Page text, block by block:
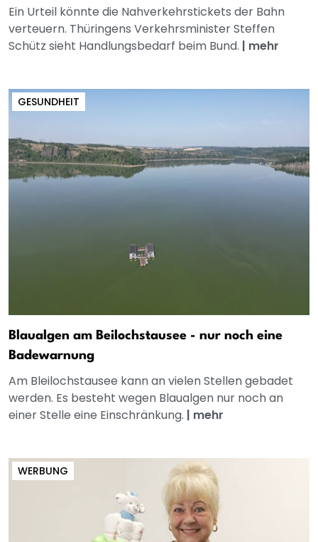
Ein Urteil könnte die Nahverkehrstickets der Bahn
verteuern. Thüringens Verkehrsminister Steffen
Schütz sieht Handlungsbedarf beim Bund. | mehr
GESUNDHEIT
Blaualgen am Beilochstausee - nur noch eine
Badewarnung
Am Bleilochstausee kann an vielen Stellen gebadet
werden. Es besteht wegen Blaualgen nur noch an
einer Stelle eine Einschränkung. | mehr
WERBUNG